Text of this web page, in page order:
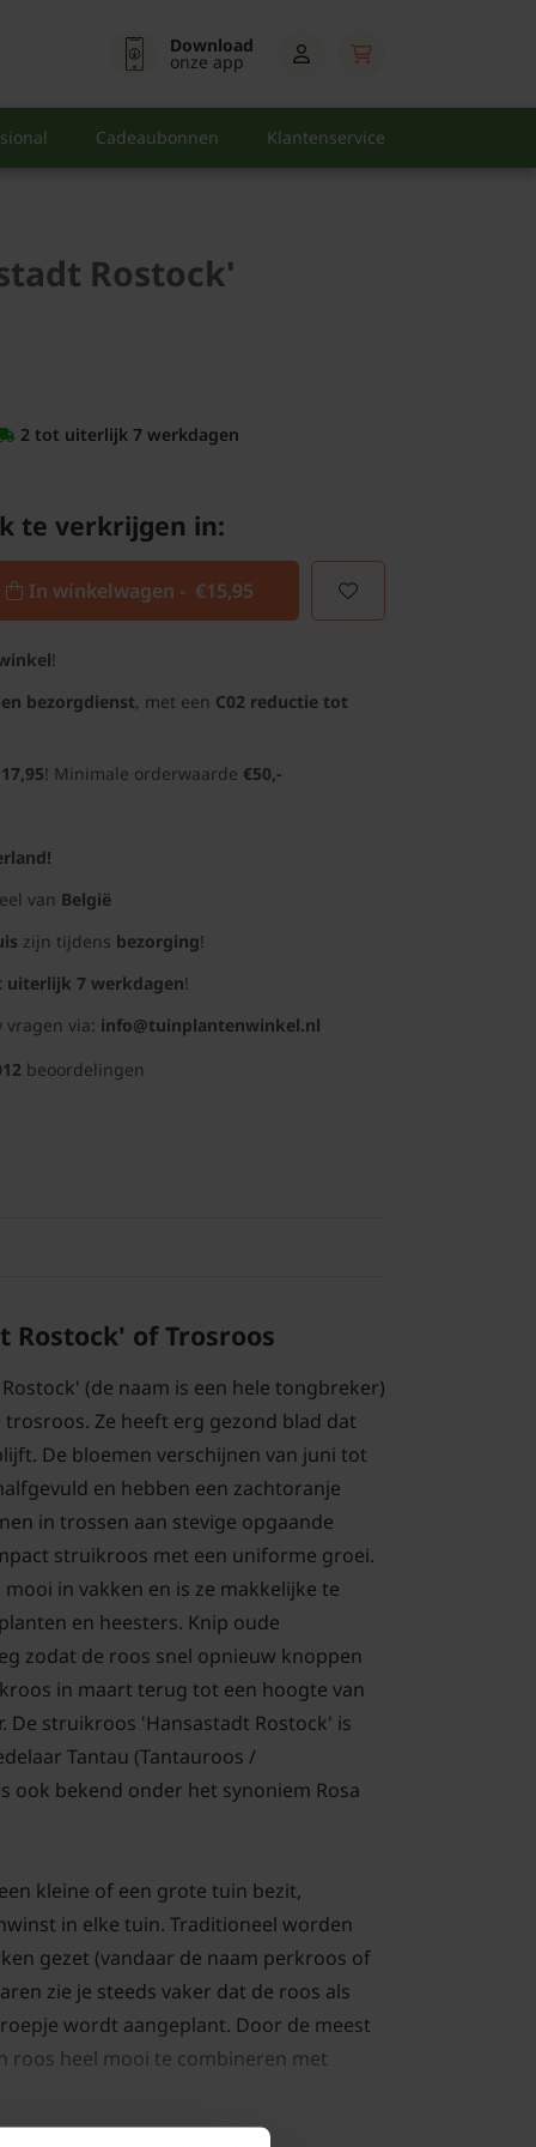
Download
onze app
Cadeaubonnen Klantenservice
Rostock'
2 tot uiterlijk 7 werkdagen
te verkrijgen in:
In winkelwagen - €15,95
!
bezorgdienst, met een C02 reductie tot
! Minimale orderwaarde €50,-
van België
zijn tijdens bezorging!
uiterlijk 7 werkdagen!
vragen via: info@tuinplantenwinkel.nl
beoordelingen
Rostock' of Trosroos
(de naam is een hele tongbreker)
Ze heeft erg gezond blad dat
De bloemen verschijnen van juni tot
en hebben een zachtoranje
in trossen aan stevige opgaande
struikroos met een uniforme groei.
in vakken en is ze makkelijke te
en heesters. Knip oude
zodat de roos snel opnieuw knoppen
in maart terug tot een hoogte van
De struikroos 'Hansastadt Rostock' is
Tantau (Tantauroos /
ook bekend onder het synoniem Rosa
kleine of een grote tuin bezit,
in elke tuin. Traditioneel worden
gezet (vandaar de naam perkroos of
zie je steeds vaker dat de roos als
wordt aangeplant. Door de meest
roos heel mooi te combineren met